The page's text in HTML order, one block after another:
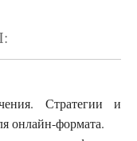
Стратегии и
онлайн-формата.